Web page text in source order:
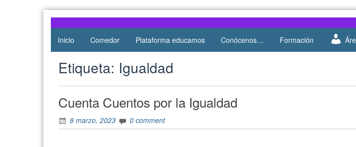
Atocha
de Atocha
Inicio Comedor Plataforma educamos Conócenos… Formación
Etiqueta: Igualdad
Cuenta Cuentos por la Igualdad
8 marzo, 2023 0 comment